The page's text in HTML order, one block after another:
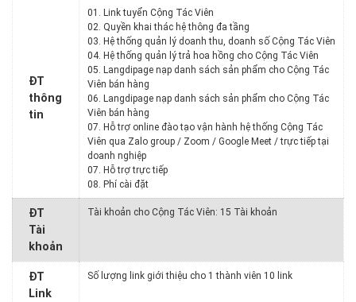
ĐT
thông
tin
01. Link tuyển Cộng Tác Viên
02. Quyền khai thác hệ thông đa tầng
03. Hệ thống quản lý doanh thu, doanh số Cộng Tác Viên
04. Hệ thống quản lý trả hoa hồng cho Cộng Tác Viên
05. Langdipage nạp danh sách sản phẩm cho Cộng Tác
Viên bán hàng
06. Langdipage nạp danh sách sản phẩm cho Cộng Tác
Viên bán hàng
07. Hỗ trợ online đào tạo vận hành hệ thống Cộng Tác
Viên qua Zalo group / Zoom / Google Meet / trực tiếp tại
doanh nghiệp
07. Hỗ trợ trực tiếp
08. Phí cài đặt
ĐT
Tài
khoản
Tài khoản cho Cộng Tác Viên: 15 Tài khoản
ĐT
Link
Số lượng link giới thiệu cho 1 thành viên 10 link